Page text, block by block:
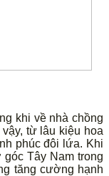
khi về nhà chồng
từ lâu kiệu hoa
phúc đôi lứa. Khi
Tây Nam trong
tăng cường hạnh